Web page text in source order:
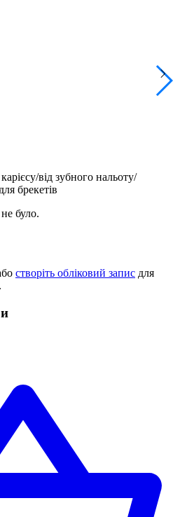
від зубного нальоту/
брекетів
було.
створіть обліковий запис для